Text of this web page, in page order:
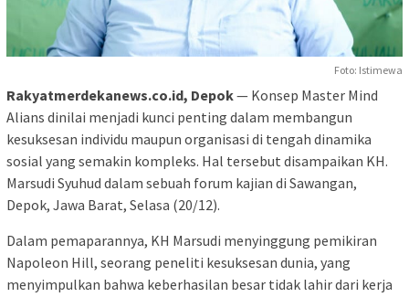
Foto: Istimewa
Rakyatmerdekanews.co.id, Depok— Konsep Master Mind
Alians dinilai menjadi kunci penting dalam membangun
kesuksesan individu maupun organisasi di tengah dinamika
sosial yang semakin kompleks. Hal tersebut disampaikan KH.
Marsudi Syuhud dalam sebuah forum kajian di Sawangan,
Depok, Jawa Barat, Selasa (20/12).
Dalam pemaparannya, KH Marsudi menyinggung pemikiran
Napoleon Hill, seorang peneliti kesuksesan dunia, yang
menyimpulkan bahwa keberhasilan besar tidak lahir dari kerja